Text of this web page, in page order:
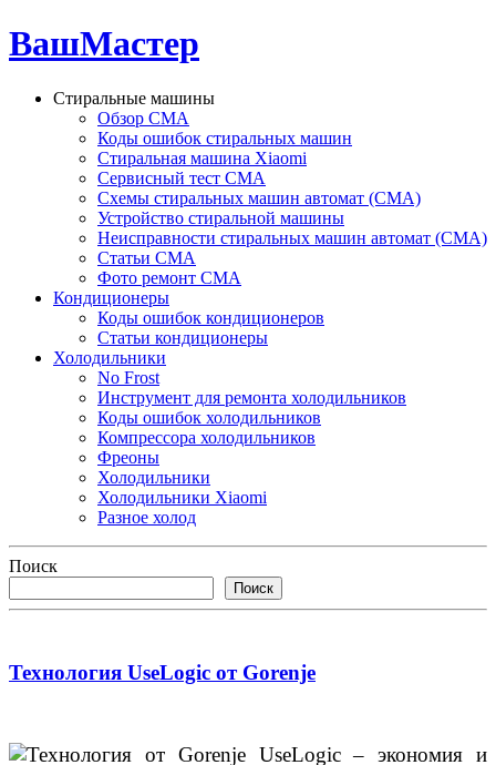
ВашМастер
Стиральные машины
Обзор СМА
Коды ошибок стиральных машин
Стиральная машина Xiaomi
Сервисный тест СМА
Схемы стиральных машин автомат (СМА)
Устройство стиральной машины
Неисправности стиральных машин автомат (СМА)
Статьи СМА
Фото ремонт СМА
Кондиционеры
Коды ошибок кондиционеров
Статьи кондиционеры
Холодильники
No Frost
Инструмент для ремонта холодильников
Коды ошибок холодильников
Компрессора холодильников
Фреоны
Холодильники
Холодильники Xiaomi
Разное холод
Поиск
Поиск
Технология UseLogic от Gorenje